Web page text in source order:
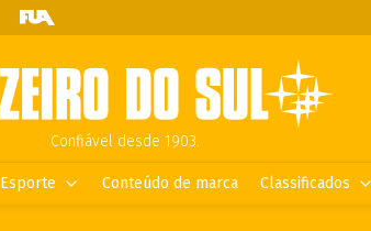
Confiável desde 1903.
Esporte Conteúdo de marca Classificados